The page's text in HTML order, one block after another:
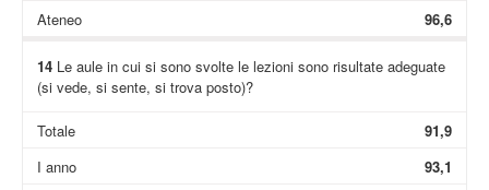
Ateneo
96,6
14Le aule in cui si sono svolte le lezioni sono risultate adeguate
(si vede, si sente, si trova posto)?
Totale
91,9
I anno
93,1